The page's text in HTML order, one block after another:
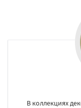
В коллекциях